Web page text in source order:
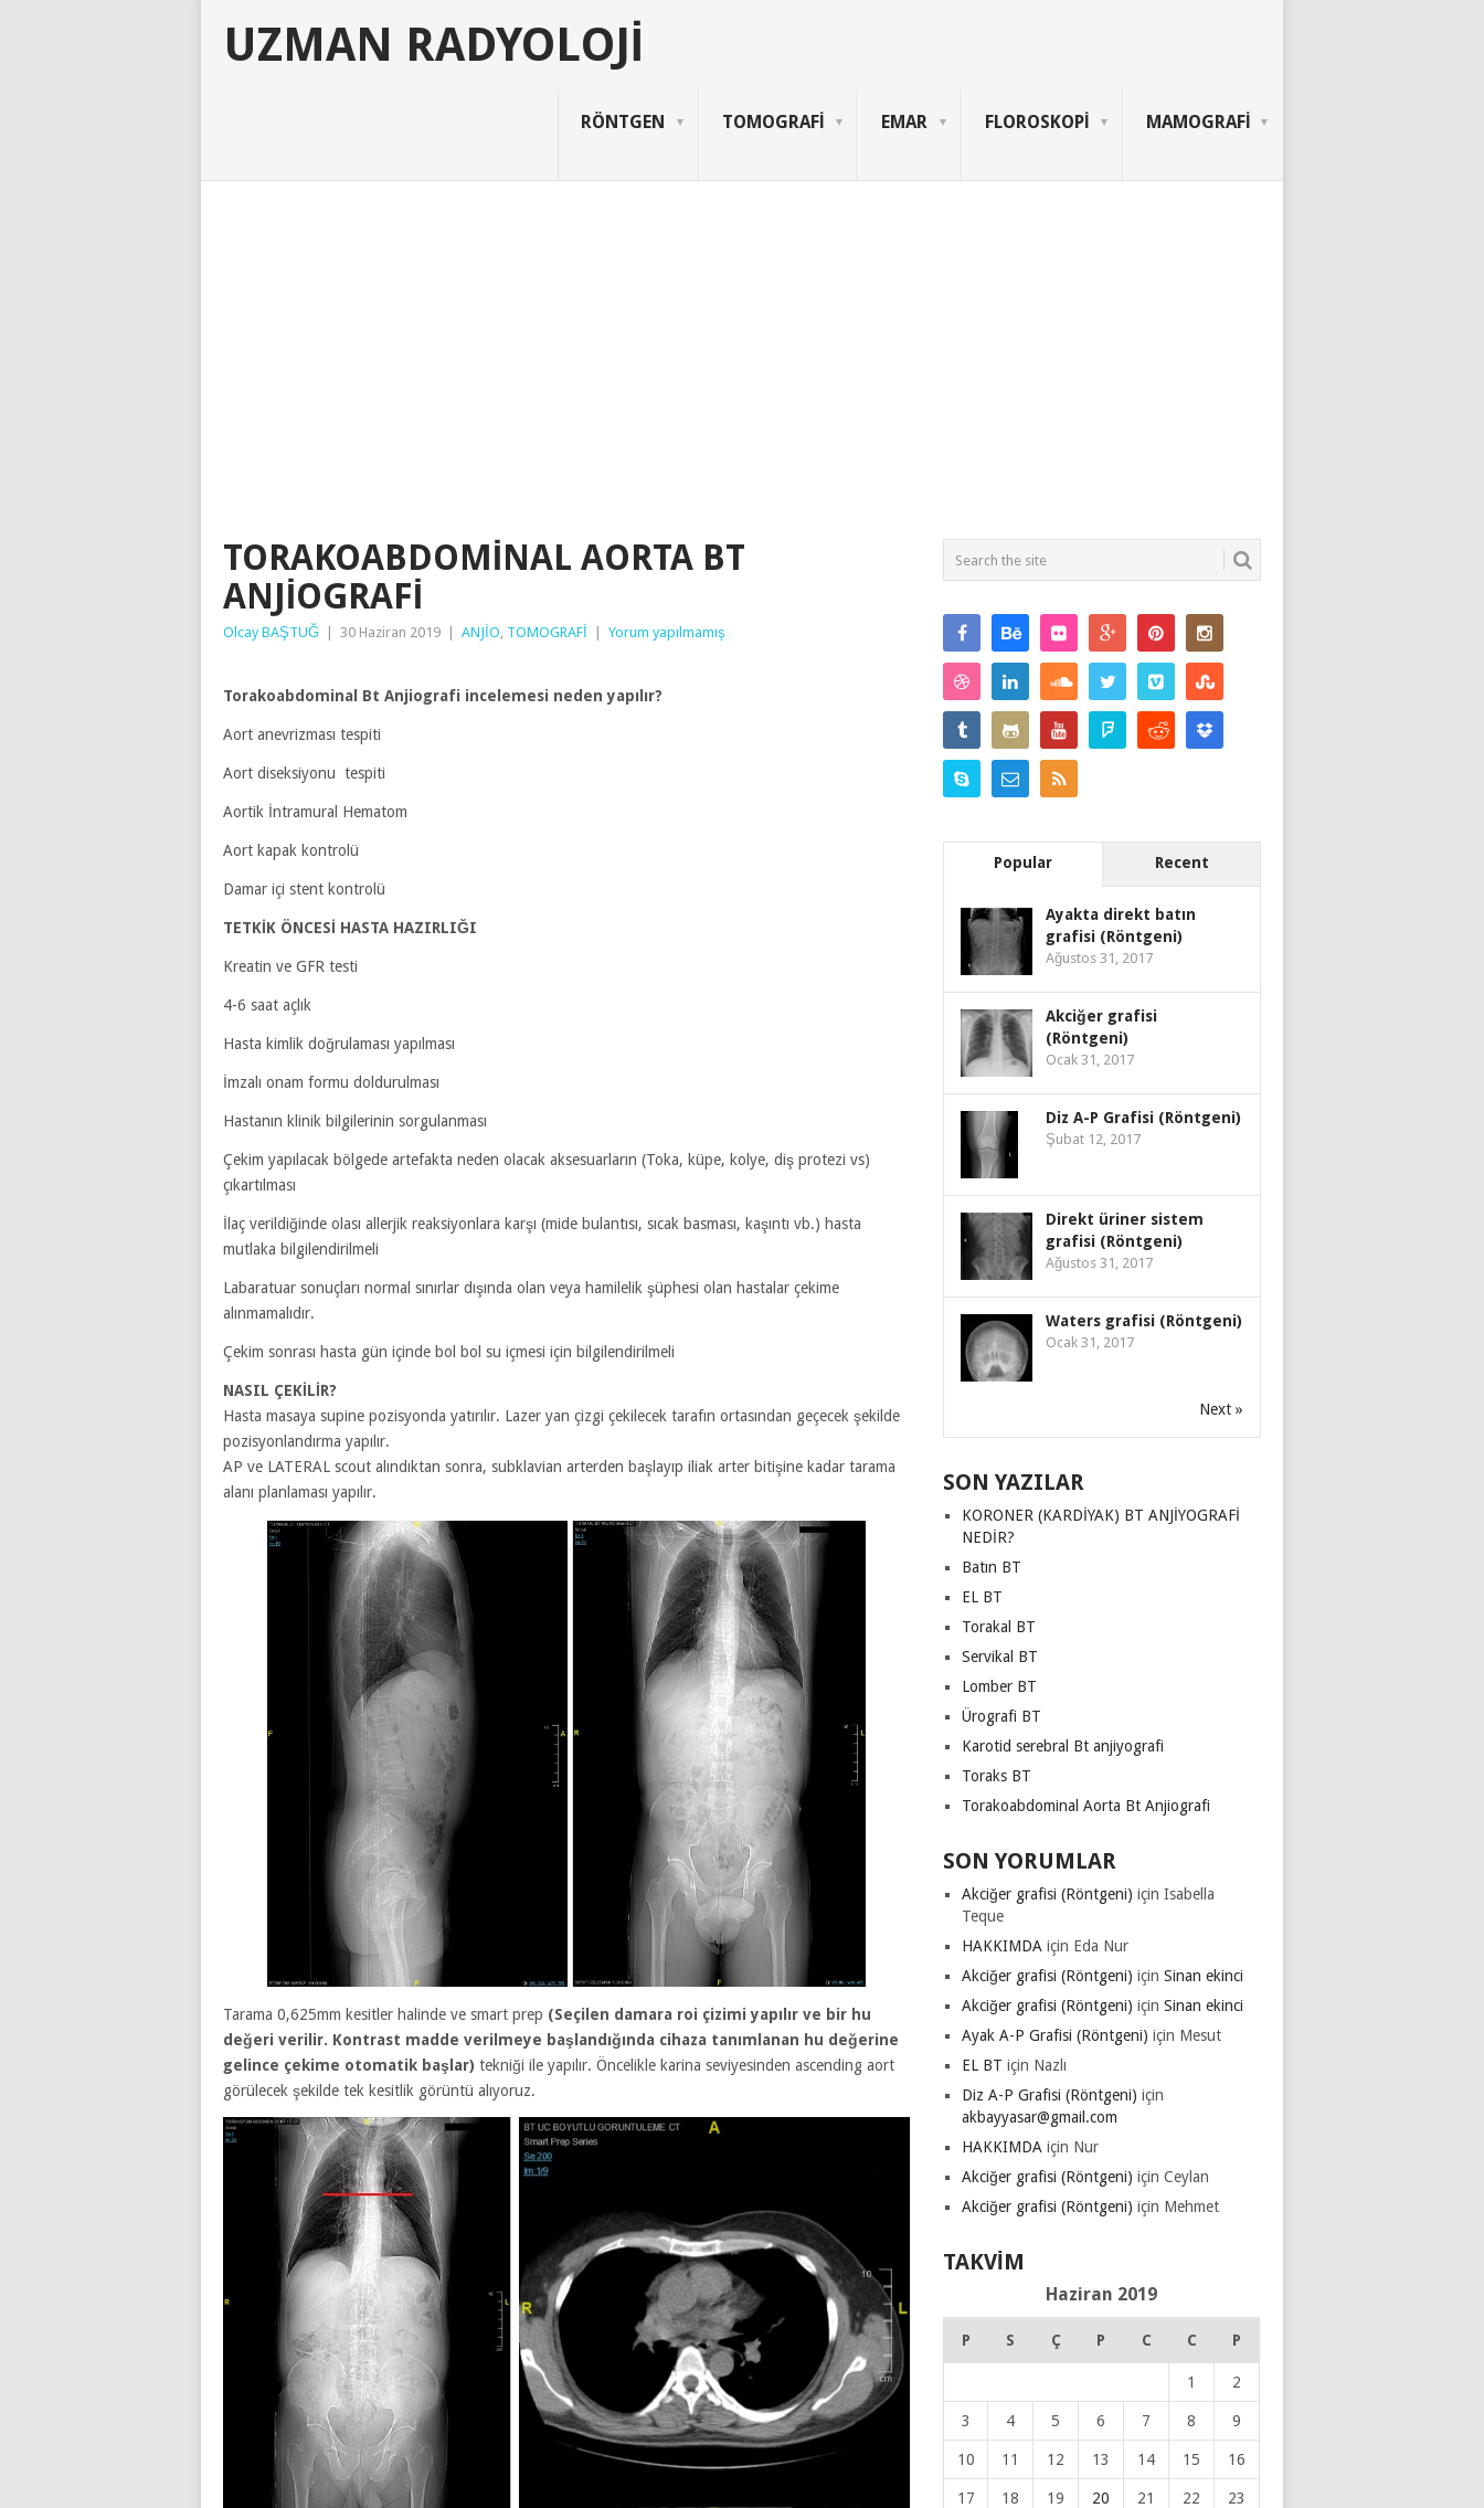
UZMAN RADYOLOJI
RÖNTGEN TOMOGRAFİ EMAR FLOROSKOPİ MAMOGRAFİ
TORAKOABDOMINAL AORTA BT
ANJIOGRAFI
Olcay BAŞTUĞ 30 Haziran 2019 ANJİO, TOMOGRAFİ Yorum yapılmamış
Torakoabdominal Bt Anjiografi incelemesi neden yapılır?
Aort anevrizması tespiti
Aort diseksiyonu tespiti
Aortik İntramural Hematom
Aort kapak kontrolü
Damar içi stent kontrolü
TETKİK ÖNCESİ HASTA HAZIRLIĞI
Kreatin ve GFR testi
4-6 saat açlık
Hasta kimlik doğrulaması yapılması
İmzalı onam formu doldurulması
Hastanın klinik bilgilerinin sorgulanması
Çekim yapılacak bölgede artefakta neden olacak aksesuarların (Toka, küpe, kolye, diş protezi vs)
çıkartılması
İlaç verildiğinde olası allerjik reaksiyonlara karşı (mide bulantısı, sıcak basması, kaşıntı vb.) hasta
mutlaka bilgilendirilmeli
Labaratuar sonuçları normal sınırlar dışında olan veya hamilelik şüphesi olan hastalar çekime
alınmamalıdır.
Çekim sonrası hasta gün içinde bol bol su içmesi için bilgilendirilmeli
NASIL ÇEKİLİR?
Hasta masaya supine pozisyonda yatırılır. Lazer yan çizgi çekilecek tarafın ortasından geçecek şekilde
pozisyonlandırma yapılır.
AP ve LATERAL scout alındıktan sonra, subklavian arterden başlayıp iliak arter bitişine kadar tarama
alanı planlaması yapılır.
Tarama 0,625mm kesitler halinde ve smart prep (Seçilen damara roi çizimi yapılır ve bir hu
değeri verilir. Kontrast madde verilmeye başlandığında cihaza tanımlanan hu değerine
gelince çekime otomatik başlar) tekniği ile yapılır. Öncelikle karina seviyesinden ascending aort
görülecek şekilde tek kesitlik görüntü alıyoruz.
Popular Recent
Ayakta direkt batın
grafisi (Röntgeni)
Ağustos 31, 2017
Akciğer grafisi
(Röntgeni)
Ocak 31, 2017
Diz A-P Grafisi (Röntgeni)
Şubat 12, 2017
Direkt üriner sistem
grafisi (Röntgeni)
Ağustos 31, 2017
Waters grafisi (Röntgeni)
Ocak 31, 2017
Next »
SON YAZILAR
KORONER (KARDİYAK) BT ANJİYOGRAFİ
NEDİR?
Batın BT
EL BT
Torakal BT
Servikal BT
Lomber BT
Ürografi BT
Karotid serebral Bt anjiyografi
Toraks BT
Torakoabdominal Aorta Bt Anjiografi
SON YORUMLAR
Akciğer grafisi (Röntgeni) içinIsabella
Teque
HAKKIMDA için Eda Nur
Akciğer grafisi (Röntgeni) içinSinan ekinci
Akciğer grafisi (Röntgeni) içinSinan ekinci
Ayak A-P Grafisi (Röntgeni) için Mesut
EL BT için Nazlı
Diz A-P Grafisi (Röntgeni) için
akbayyasar@gmail.com
HAKKIMDA için Nur
Akciğer grafisi (Röntgeni) içinCeylan
Akciğer grafisi (Röntgeni) için Mehmet
TAKVIM
Haziran 2019
P S Ç P C C P
1 2
3 4 5 6 7 8 9
10 11 12 13 14 15 16
17 18 19 20 21 22 23